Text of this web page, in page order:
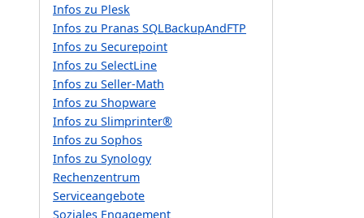
Infos zu Plesk
Infos zu Pranas SQLBackupAndFTP
Infos zu Securepoint
Infos zu SelectLine
Infos zu Seller-Math
Infos zu Shopware
Infos zu Slimprinter®
Infos zu Sophos
Infos zu Synology
Rechenzentrum
Serviceangebote
Soziales Engagement